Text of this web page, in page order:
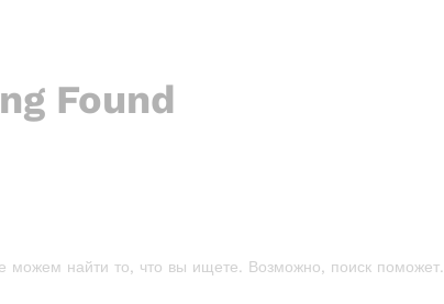
Found
можем найти то, что вы ищете. Возможно, поиск поможет.